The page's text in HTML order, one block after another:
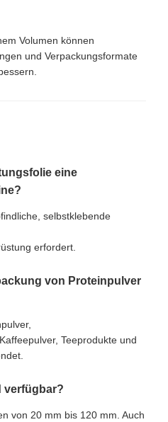
Volumen können
und Verpackungsformate
eine
selbstklebende
erfordert.
von Proteinpulver
Teeprodukte und
verfügbar?
von 20 mm bis 120 mm. Auch